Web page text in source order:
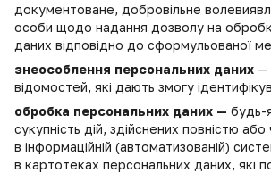
документоване, добровільне
особи щодо надання дозволу на
даних відповідно до сформульованої
знеособлення персональних даних —
відомостей, які дають змогу
обробка персональних даних — будь-
сукупність дій, здійснених повністю
в інформаційній (автоматизованій)
в картотеках персональних даних, які